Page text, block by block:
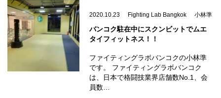
2020.10.23 Fighting Lab Bangkok 小林準
バンコク駐在中にスクンビットでムエ
タイフィットネス！！
ファイティングラボバンコクの小林準
です。 ファイティングラボバンコク
は、日本で格闘技業界店舗数No.1、会
員数…